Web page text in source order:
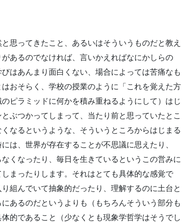
思ってきたこと、あるいはそういうものだと教え
あるのでなければ、言いかえればなにかしらの
はあんまり面白くない、場合によっては苦痛なも
おそらく、学校の授業のように「これを覚えた方
ピラミッドに何かを積み重ねるようにして）はじ
ぶつかってしまって、当たり前と思っていたとこ
なるというような、そういうところからはじまる
は、世界が存在することが不思議に思えたり、
くなったり、毎日を生きているというこの営みに
まったりします。それはとても具体的な感覚で
組んでいて抽象的だったり、理解するのに土台と
あるのだというよりも（もちろんそういう部分も
的であること（少なくとも現象学哲学はそうでし